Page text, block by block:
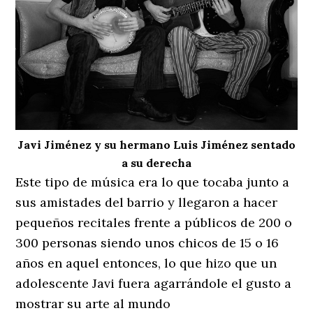
Javi Jiménez y su hermano Luis Jiménez sentado
a su derecha
Este tipo de música era lo que tocaba junto a
sus amistades del barrio y llegaron a hacer
pequeños recitales frente a públicos de 200 o
300 personas siendo unos chicos de 15 o 16
años en aquel entonces, lo que hizo que un
adolescente Javi fuera agarrándole el gusto a
mostrar su arte al mundo